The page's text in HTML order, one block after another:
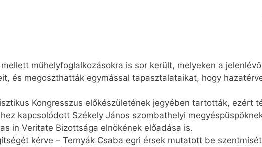
műhelyfoglalkozásokra is sor került, melyeken a
és megoszthatták egymással tapasztalataikat, hogy
Kongresszus előkészületének jegyében tartották, ezért
kapcsolódott Székely János szombathelyi
in Veritate Bizottsága elnökének előadása is.
kérve – Ternyák Csaba egri érsek mutatott be